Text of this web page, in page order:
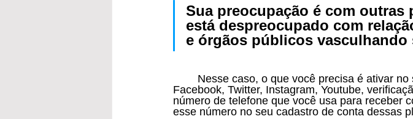
Sua preocupação é com outras
está despreocupado com
e órgãos públicos vasculhando
Facebook, Twitter, Instagram, Youtube,
número de telefone que você usa para receber
esse número no seu cadastro de conta dessas